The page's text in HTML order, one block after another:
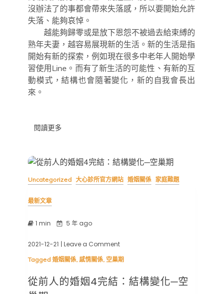
失
落
長
出
新
的
自
我
沒辦法了的事都會帶來失落感，所以要開始允許
失落、能夠哀悼。
越能夠歸零或是放下恩怨不被過去給束縛的
熟年夫妻，越容易展現新的生活。新的生活是指
開始有新的探索，例如現在很多中老年人開始學
習使用Line。而有了新生活的可能性、有新的互
動模式，結構也會隨著變化，新的自我會長出
來。
閱讀更多
Uncategorized 大心診所官方網站 婚姻關係 家庭難題
最新文章
1 min 5 年 ago
2021-12-21 | Leave a Comment
前
的
Tagged 婚姻關係, 感情關係, 空巢期
從前人的婚姻4完結：結構變化─空